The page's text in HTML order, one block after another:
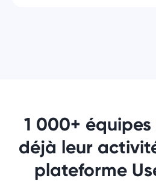
1 000+
déjà leur
plateforme